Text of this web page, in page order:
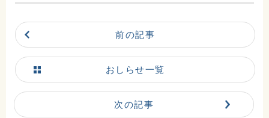
こだまホスピタル
〒986-0873
宮城県石巻市山下町2丁目5番
前の記事
おしらせ一覧
次の記事